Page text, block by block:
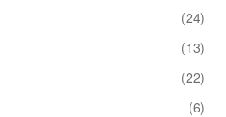
(24)
(13)
(22)
(6)